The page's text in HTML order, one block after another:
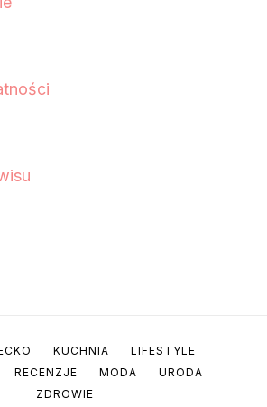
KUCHNIA
LIFESTYLE
RECENZJE MODA
URODA
ZDROWIE